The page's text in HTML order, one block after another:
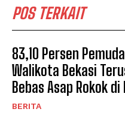
POS TERKAIT
83,10 Persen
Walikota Bekasi
Bebas Asap Rokok
BERITA